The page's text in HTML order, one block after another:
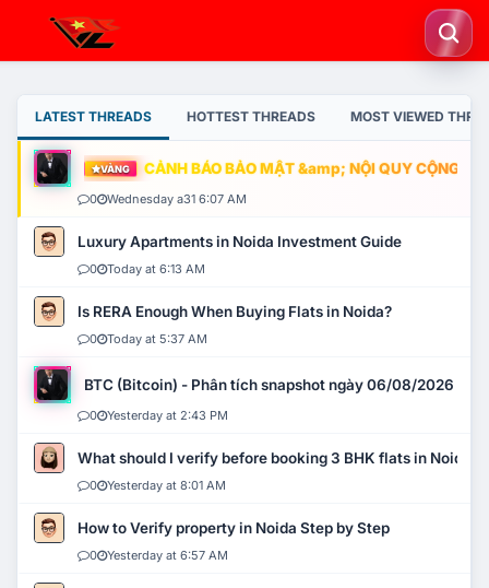
LATEST THREADS HOTTEST THREADS MOST VIEWED
VÀNG CẢNH BÁO BẢO MẬT &amp; NỘI QUY CỘNG
0 Wednesday a31 6:07 AM
Luxury Apartments in Noida Investment Guide
0 Today at 6:13 AM
Is RERA Enough When Buying Flats in Noida?
0 Today at 5:37 AM
BTC (Bitcoin) - Phân tích snapshot ngày 06/08/2026
0 Yesterday at 2:43 PM
What should I verify before booking 3 BHK flats in Noida?
0 Yesterday at 8:01 AM
How to Verify property in Noida Step by Step
0 Yesterday at 6:57 AM